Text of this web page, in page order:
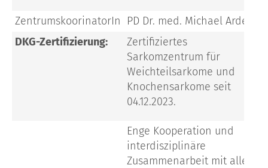
ZentrumskoorinatorIn
PD Dr. med. Michael Ardelt
DKG-Zertifizierung:
Zertifiziertes
Sarkomzentrum für
Weichteilsarkome und
Knochensarkome seit
04.12.2023.
Enge Kooperation und
interdisziplinäre
Zusammenarbeit mit allen